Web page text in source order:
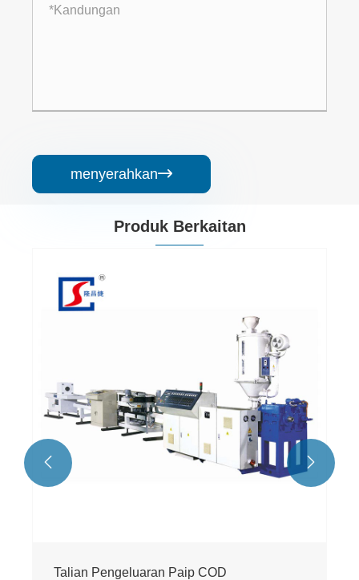
menyerahkan
Produk Berkaitan
Talian Pengeluaran Paip COD
 